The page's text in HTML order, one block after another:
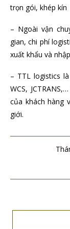
trọn gói, khép kín
– Ngoài vận
gian, chi phí
xuất khẩu và
– TTL logistics
WCS,
của khách hàng
giới.